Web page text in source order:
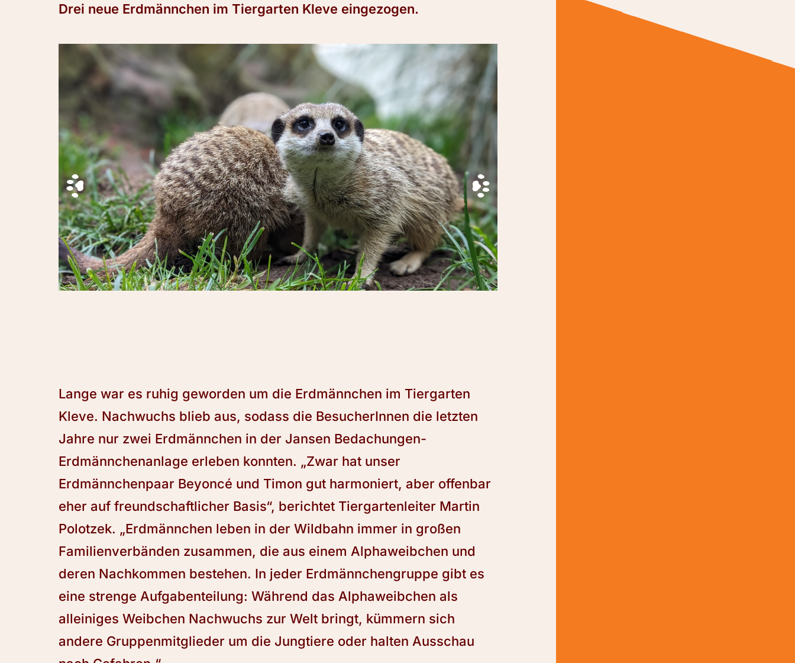
Drei neue Erdmännchen im Tiergarten Kleve eingezogen.
Lange war es ruhig geworden um die Erdmännchen im Tiergarten
Kleve. Nachwuchs blieb aus, sodass die BesucherInnen die letzten
Jahre nur zwei Erdmännchen in der Jansen Bedachungen-
Erdmännchenanlage erleben konnten. „Zwar hat unser
Erdmännchenpaar Beyoncé und Timon gut harmoniert, aber offenbar
eher auf freundschaftlicher Basis“, berichtet Tiergartenleiter Martin
Polotzek. „Erdmännchen leben in der Wildbahn immer in großen
Familienverbänden zusammen, die aus einem Alphaweibchen und
deren Nachkommen bestehen. In jeder Erdmännchengruppe gibt es
eine strenge Aufgabenteilung: Während das Alphaweibchen als
alleiniges Weibchen Nachwuchs zur Welt bringt, kümmern sich
andere Gruppenmitglieder um die Jungtiere oder halten Ausschau